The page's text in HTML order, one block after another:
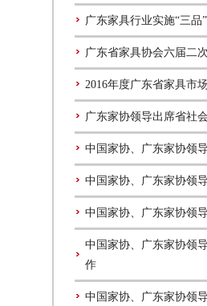
广东家具行业实施“三
广东省家具协会六届二
2016年度广东省家具市
广东家协领导出席省社
中国家协、广东家协领
中国家协、广东家协领
中国家协、广东家协领
中国家协、广东家协领
作
中国家协、广东家协领